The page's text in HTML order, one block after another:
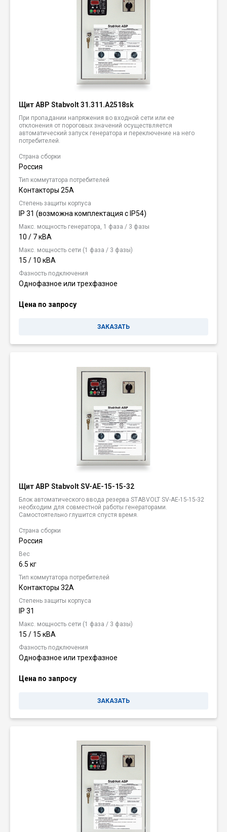
Щит АВР Stabvolt 31.311.A2518sk
При пропадании напряжения во входной сети или ее
отклонения от пороговых значений осуществляется
автоматический запуск генератора и переключение на него
потребителей.
Страна сборки
Россия
Тип коммутатора потребителей
Контакторы 25А
Степень защиты корпуса
IP 31 (возможна комплектация c IP54)
Макс. мощность генератора, 1 фаза / 3 фазы
10 / 7 кВА
Макс. мощность сети (1 фаза / 3 фазы)
15 / 10 кВА
Фазность подключения
Однофазное или трехфазное
Цена по запросу
ЗАКАЗАТЬ
Щит АВР Stabvolt SV-AE-15-15-32
Блок автоматического ввода резерва STABVOLT SV-AE-15-15-32
необходим для совместной работы генераторами.
Самостоятельно глушится спустя время.
Страна сборки
Россия
Вес
6.5 кг
Тип коммутатора потребителей
Контакторы 32А
Степень защиты корпуса
IP 31
Макс. мощность сети (1 фаза / 3 фазы)
15 / 15 кВА
Фазность подключения
Однофазное или трехфазное
Цена по запросу
ЗАКАЗАТЬ